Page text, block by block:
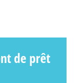
de prêt